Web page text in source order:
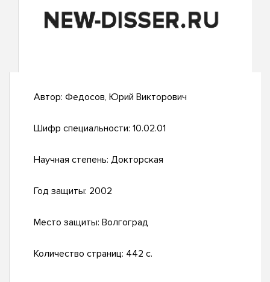
Автор: Федосов, Юрий Викторович
Шифр специальности: 10.02.01
Научная степень: Докторская
Год защиты: 2002
Место защиты: Волгоград
Количество страниц: 442 с.